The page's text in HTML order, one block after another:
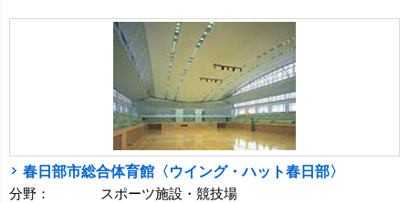
春日部市総合体育館〈ウイング・ハット春日部〉
分野：
スポーツ施設・競技場